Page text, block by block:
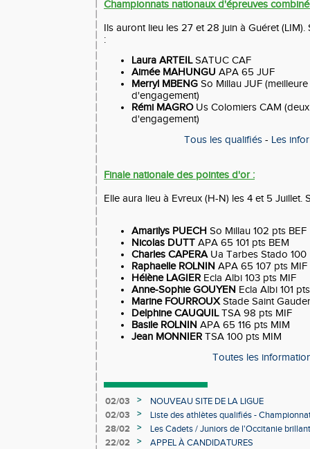
Championnats nationaux d'épreuves
Ils auront lieu les 27 et 28 juin à Guéret
:
Laura ARTEILSATUC CAF
Aimée MAHUNGU APA 65 JUF
Merryl MBENG So Millau JUF
d'engagement)
Rémi MAGROUs Colomiers CAM
d'engagement)
Tous les qualifiés - Les
Finale nationale des pointes d'or :
Elle aura lieu à Evreux (H-N) les 4 et 5 Juillet.
Amarilys PUECH So Millau 102 pts BEF
Nicolas DUTT APA 65 101 pts BEM
Charles CAPERA Ua Tarbes Stado 100
Raphaelle ROLNIN APA 65 107 pts MIF
Hélène LAGIER Ecla Albi 103 pts MIF
Anne-Sophie GOUYEN Ecla Albi 101
Marine FOURROUXStade Saint
Delphine CAUQUILTSA 98 pts MIF
Basile ROLNIN APA 65 116 pts MIM
Jean MONNIER TSA 100 pts MIM
Toutes les
02/03 >
NOUVEAU SITE DE LA LIGUE
02/03
>
Liste des athlètes qualifiés -
Individuels en salle
28/02 >
Les Cadets / Juniors de l'Occitanie
22/02
>
APPEL À CANDIDATURES